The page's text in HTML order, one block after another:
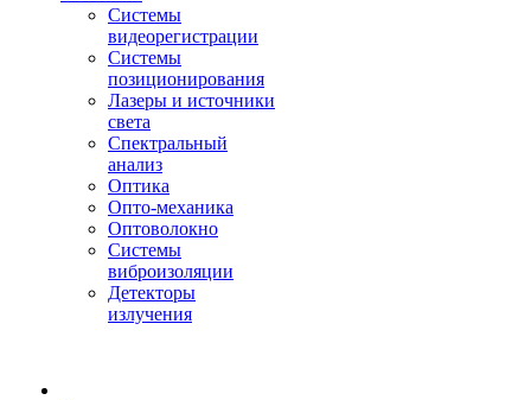
Cистемы
видеорегистрации
Системы
позиционирования
Лазеры и источники
света
Спектральный
анализ
Оптика
Опто-механика
Оптоволокно
Системы
виброизоляции
Детекторы
излучения